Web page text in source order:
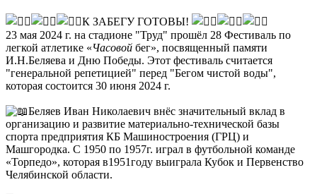
К ЗАБЕГУ ГОТОВЫ!
23 мая 2024 г. на стадионе "Труд" прошёл 28 Фестиваль по
легкой атлетике «Часовой бег», посвященный памяти
И.Н.Беляева и Дню Победы. Этот фестиваль считается
"генеральной репетицией" перед "Бегом чистой воды",
которая состоится 30 июня 2024 г.
Беляев Иван Николаевич внёс значительный вклад в
организацию и развитие материально-технической базы
спорта предприятия КБ Машиностроения (ГРЦ) и
Машгородка. С 1950 по 1957г. играл в футбольной команде
«Торпедо», которая в1951году выиграла Кубок и Первенство
Челябинской области.